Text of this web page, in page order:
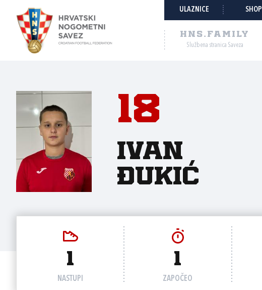
ULAZNICE SHOP
HNS.FAMILY
Službena stranica Saveza
18
Ivan
Đukić
1
NASTUPI
1
ZAPOČEO